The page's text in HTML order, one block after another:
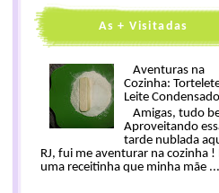
As + Visitadas
Aventuras na
Cozinha:
Leite Condensado
Amigas, tudo
Aproveitando
tarde nublada
RJ, fui me aventurar na cozinha !
uma receitinha que minha mãe ...